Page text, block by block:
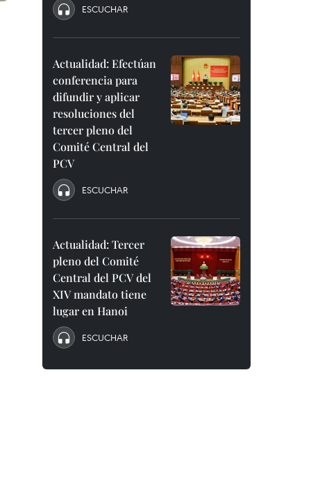
ESCUCHAR
Actualidad: Efectúan
conferencia para
difundir y aplicar
resoluciones del
tercer pleno del
Comité Central del
PCV
ESCUCHAR
Actualidad: Tercer
pleno del Comité
Central del PCV del
XIV mandato tiene
lugar en Hanoi
ESCUCHAR